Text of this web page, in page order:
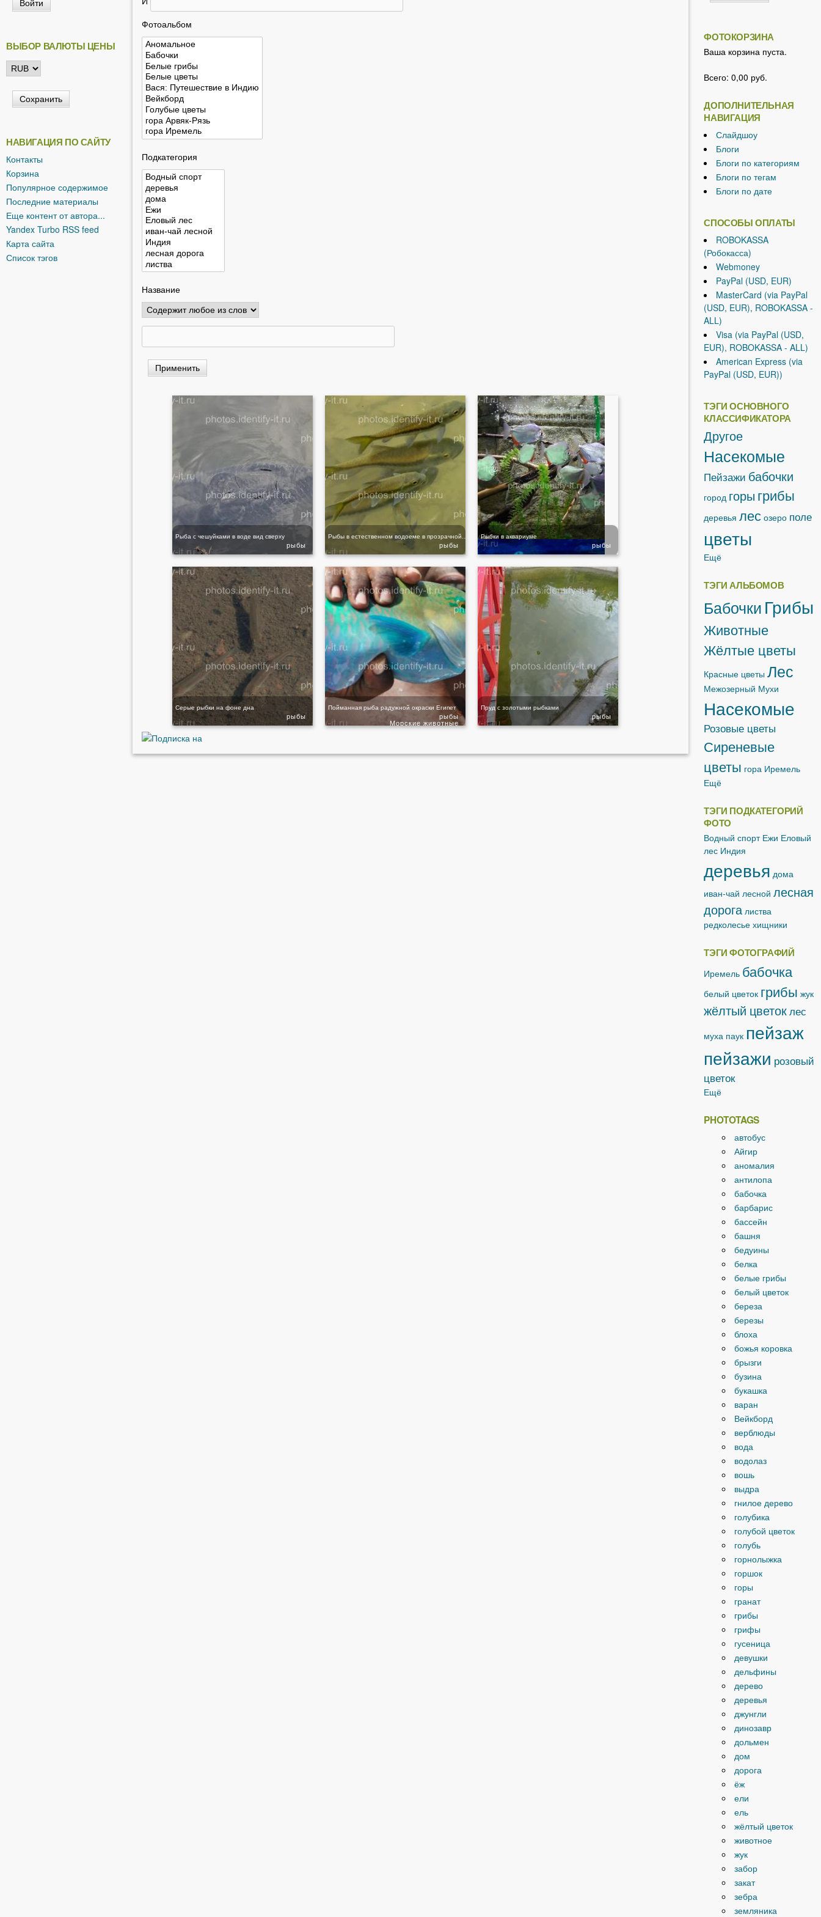
ь
Фотоальбом
Подкатегория
Название
Рыба с чешуйками в воде вид сверху
рыбы
Рыбы в естественном водоеме в прозрачной воде Таиланд
рыбы
Рыбки в аквариуме
рыбы
Серые рыбки на фоне дна
рыбы
Пойманная рыба радужной окраски Египет
Морские животные
рыбы
Пруд с золотыми рыбками
рыбы
ВЫБОР ВАЛЮТЫ ЦЕНЫ
НАВИГАЦИЯ ПО САЙТУ
Контакты
Корзина
Популярное содержимое
Последние материалы
Еще контент от автора...
Yandex Turbo RSS feed
Карта сайта
Список тэгов
ФОТОКОРЗИНА
Ваша корзина пуста.
Всего: 0,00 руб.
ДОПОЛНИТЕЛЬНАЯ
НАВИГАЦИЯ
Слайдшоу
Блоги
Блоги по категориям
Блоги по тегам
Блоги по дате
СПОСОБЫ ОПЛАТЫ
ROBOKASSA
(Робокасса)
Webmoney
PayPal (USD, EUR)
MasterCard (via PayPal
(USD, EUR), ROBOKASSA -
ALL)
Visa (via PayPal (USD,
EUR), ROBOKASSA - ALL)
American Express (via
PayPal (USD, EUR))
ТЭГИ ОСНОВНОГО
КЛАССИФИКАТОРА
Другое
Насекомые
Пейзажи бабочки
город горы грибы
деревья лес озеро поле
цветы
Ещё
ТЭГИ АЛЬБОМОВ
БабочкиГрибы
Животные
Жёлтые цветы
Красные цветы Лес
Межозерный Мухи
Насекомые
Розовые цветы
Сиреневые
цветы гора Иремель
Ещё
ТЭГИ ПОДКАТЕГОРИЙ
ФОТО
Водный спорт Ежи Еловый
лес Индия
деревья дома
иван-чай лесной лесная
дорога листва
редколесье хищники
ТЭГИ ФОТОГРАФИЙ
Иремель бабочка
белый цветок грибы жук
жёлтый цветоклес
муха паук пейзаж
пейзажи розовый
цветок
Ещё
PHOTOTAGS
автобус
Айгир
аномалия
антилопа
бабочка
барбарис
бассейн
башня
бедуины
белка
белые грибы
белый цветок
береза
березы
блоха
божья коровка
брызги
бузина
букашка
варан
Вейкборд
верблюды
вода
водолаз
вошь
выдра
гнилое дерево
голубика
голубой цветок
голубь
горнолыжка
горшок
горы
гранат
грибы
грифы
гусеница
девушки
дельфины
дерево
деревья
джунгли
динозавр
дольмен
дом
дорога
ёж
ели
ель
жёлтый цветок
животное
жук
забор
закат
зебра
земляника